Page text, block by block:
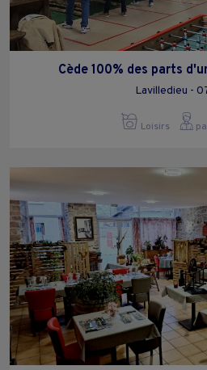
Cède 100% des parts
Lavilledieu -
Loisirs